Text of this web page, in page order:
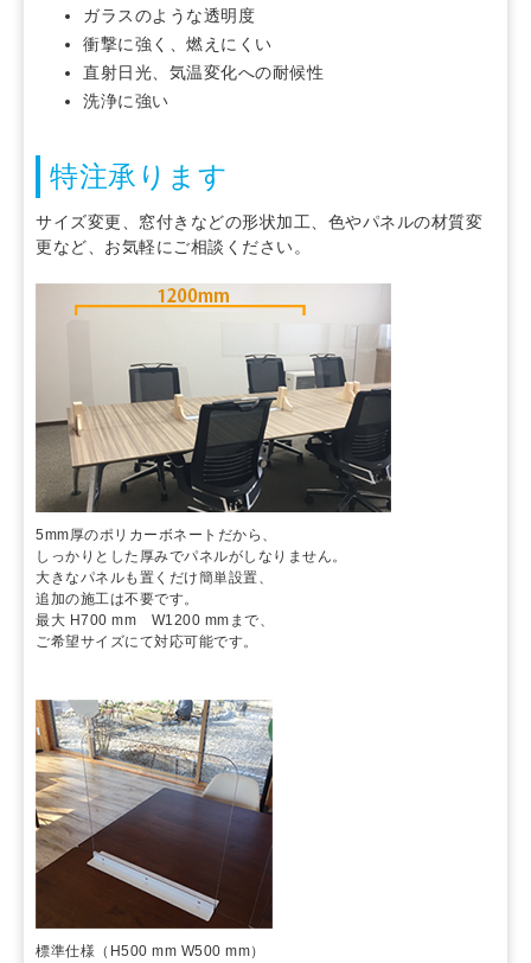
ガラスのような透明度
衝撃に強く、燃えにくい
直射日光、気温変化への耐候性
洗浄に強い
特注承ります
サイズ変更、窓付きなどの形状加工、色やパネルの材質変
更など、お気軽にご相談ください。
5mm厚のポリカーボネートだから、
しっかりとした厚みでパネルがしなりません。
大きなパネルも置くだけ簡単設置、
追加の施工は不要です。
最大 H700 mm W1200 mmまで、
ご希望サイズにて対応可能です。
標準仕様（H500 mm W500 mm）